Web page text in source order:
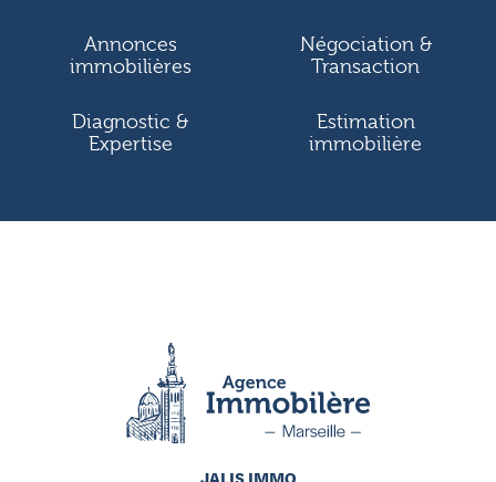
Annonces
immobilières
Négociation &
Transaction
Diagnostic &
Expertise
Estimation
immobilière
JALIS IMMO